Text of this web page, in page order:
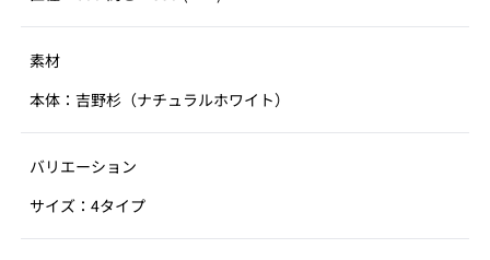
せることで、桶のアイコニックな形としました。 傾斜の
ついている側板に対し、上下に留加工しピッタリと納め
はないため、蓋を入れた後、1 点 1 点、手鉋で削り、留
部分の調整を丁寧に行います。留加工は何度も試作と検
素材
本体：吉野杉（ナチュラルホワイト）
バリエーション
サイズ：4タイプ